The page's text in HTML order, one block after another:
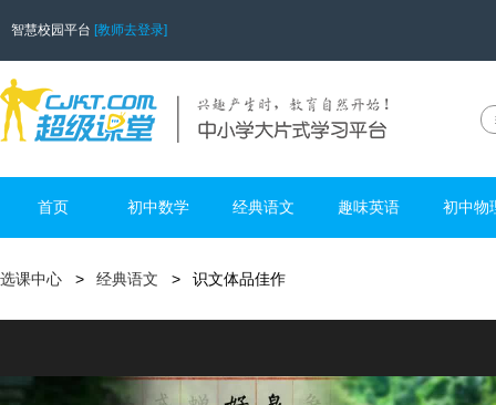
智慧校园平台 [教师去登录]
首页 初中数学 经典语文 趣味英语 初中物
选课中心 经典语文 识文体品佳作